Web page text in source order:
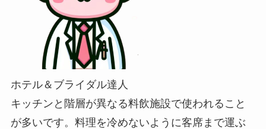
ホテル＆ブライダル達人
キッチンと階層が異なる料飲施設で使われること
が多いです。料理を冷めないように客席まで運ぶ